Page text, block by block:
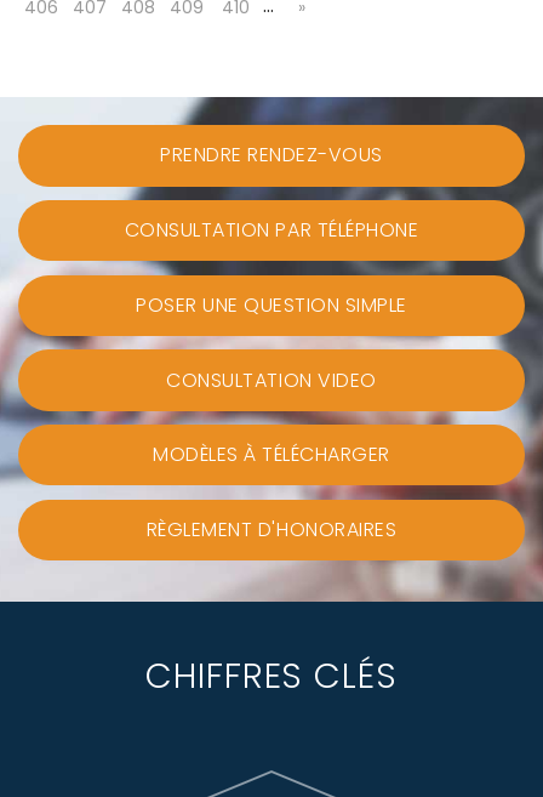
406
407 408 409 410 … »
PRENDRE RENDEZ-VOUS
CONSULTATION PAR TÉLÉPHONE
POSER UNE QUESTION SIMPLE
CONSULTATION VIDEO
MODÈLES À TÉLÉCHARGER
RÈGLEMENT D'HONORAIRES
CHIFFRES CLÉS